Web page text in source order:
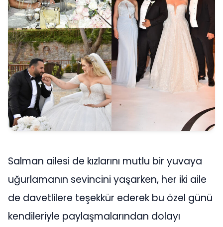
Salman ailesi de kızlarını mutlu bir yuvaya
uğurlamanın sevincini yaşarken, her iki aile
de davetlilere teşekkür ederek bu özel günü
kendileriyle paylaşmalarından dolayı